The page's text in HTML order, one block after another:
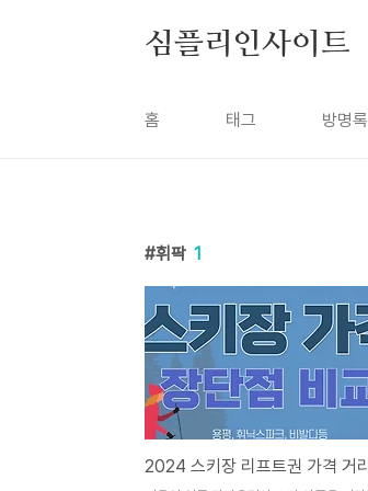
심플리인사이트
홈 태그 방명록
휘팍 1